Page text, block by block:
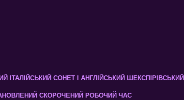
ІТАЛІЙСЬКИЙ СОНЕТ І АНГЛІЙСЬКИЙ ШЕКСПІРІВСЬКИЙ
СКОРОЧЕНИЙ РОБОЧИЙ ЧАС